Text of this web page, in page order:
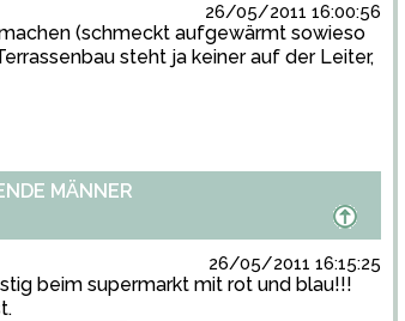
26/05/2011 16:00:56
(schmeckt aufgewärmt sowieso
steht ja keiner auf der Leiter,
MÄNNER
26/05/2011 16:15:25
beim supermarkt mit rot und blau!!!